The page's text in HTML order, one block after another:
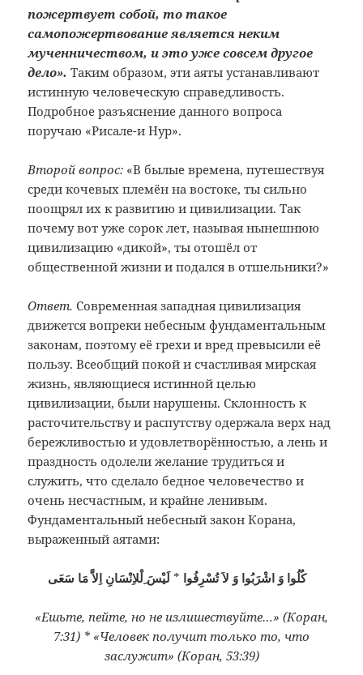
пожертвует собой, то такое
самопожертвование является неким
мученничеством, и это уже совсем другое
дело».Таким образом, эти аяты устанавливают
истинную человеческую справедливость.
Подробное разъяснение данного вопроса
поручаю «Рисале-и Нур».
Второй вопрос: «В былые времена, путешествуя
среди кочевых племён на востоке, ты сильно
поощрял их к развитию и цивилизации. Так
почему вот уже сорок лет, называя нынешнюю
цивилизацию «дикой», ты отошёл от
общественной жизни и подался в отшельники?»
Ответ. Современная западная цивилизация
движется вопреки небесным фундаментальным
законам, поэтому её грехи и вред превысили её
пользу. Всеобщий покой и счастливая мирская
жизнь, являющиеся истинной целью
цивилизации, были нарушены. Склонность к
расточительству и распутству одержала верх над
бережливостью и удовлетворённостью, а лень и
праздность одолели желание трудиться и
служить, что сделало бедное человечество и
очень несчастным, и крайне ленивым.
Фундаментальный небесный закон Корана,
выраженный аятами:
كُلُوا وَ اشْرَبُوا وَ لاَ تُسْرِفُوا *لَيْسَ ِلْلاِنْسَانِ اِلاَّ مَا سَعَى
«Ешьте, пейте, но не излишествуйте…» (Коран,
7:31) * «Человек получит только то, что
заслужит» (Коран, 53:39)